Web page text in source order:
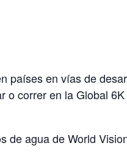
países en vías de
o correr en laGlobal
de agua de World